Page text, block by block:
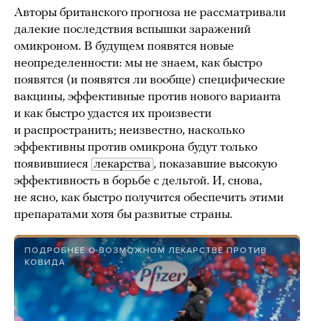
Авторы британского прогноза не рассматривали
далекие последствия вспышки заражений
омикроном. В будущем появятся новые
неопределенности: мы не знаем, как быстро
появятся (и появятся ли вообще) специфические
вакцины, эффективные против нового варианта
и как быстро удастся их произвести
и распространить; неизвестно, насколько
эффективны против омикрона будут только
появившиеся лекарства , показавшие высокую
эффективность в борьбе с дельтой. И, снова,
не ясно, как быстро получится обеспечить этими
препаратами хотя бы развитые страны.
ПОДРОБНЕЕ О ВОЗМОЖНОМ ЛЕКАРСТВЕ ПРОТИВ
КОВИДА